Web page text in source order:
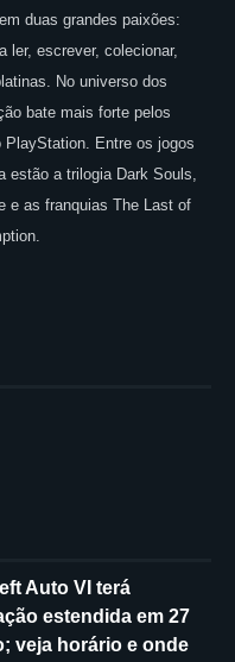
duas grandes paixões:
ler, escrever, colecionar,
No universo dos
bate mais forte pelos
Entre os jogos
estão a trilogia Dark Souls,
e as franquias The Last of
Auto VI terá
estendida em 27
veja horário e onde